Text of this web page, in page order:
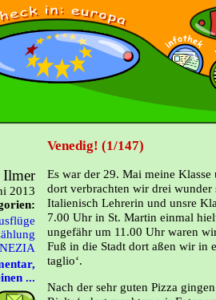
Venedig! (1/147)
Ilmer
2013
...
Es war der 29. Mai meine
dort verbrachten wir drei wunder
Italienisch Lehrerin und unsre
7.00 Uhr in St. Martin einmal
ungefähr um 11.00 Uhr waren
Fuß in die Stadt dort aßen wir in
taglio‘.
Nach der sehr guten Pizza